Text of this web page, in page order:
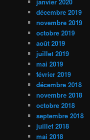
janvier 2020
décembre 2019
novembre 2019
octobre 2019
août 2019
juillet 2019
mai 2019
février 2019
décembre 2018
novembre 2018
octobre 2018
septembre 2018
juillet 2018
mai 2018